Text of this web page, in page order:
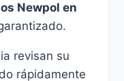
Newpol en
revisan su
rápidamente